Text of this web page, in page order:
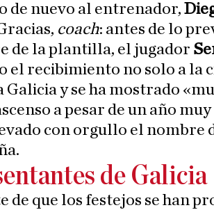
de nuevo al entrenador,
coach: antes de lo
de la plantilla, el jugador
el recibimiento no solo a la
Galicia y se ha mostrado
a pesar de un año
con orgullo el nombre
de Galicia
de que los festejos se han